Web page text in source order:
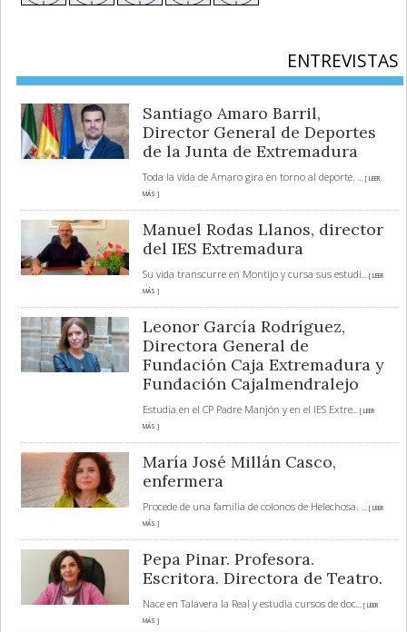
ENTREVISTAS
Santiago Amaro Barril,
Director General de Deportes
de la Junta de Extremadura
Toda la vida de Amaro gira en torno al deporte.
... [ LEER
MÁS ]
Manuel Rodas Llanos, director
del IES Extremadura
Su vida transcurre en Montijo y cursa sus estudi
... [ LEER
MÁS ]
Leonor García Rodríguez,
Directora General de
Fundación Caja Extremadura y
Fundación Cajalmendralejo
Estudia en el CP Padre Manjón y en el IES Extre... [ LEER
MÁS ]
María José Millán Casco,
enfermera
Procede de una familia de colonos de Helechosa.
... [ LEER
MÁS ]
Pepa Pinar. Profesora.
Escritora. Directora de Teatro.
Nace en Talavera la Real y estudia cursos de doc... [ LEER
MÁS ]